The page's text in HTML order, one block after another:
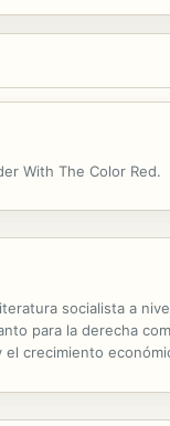
With The Color Red.
socialista a
para la derecha
crecimiento